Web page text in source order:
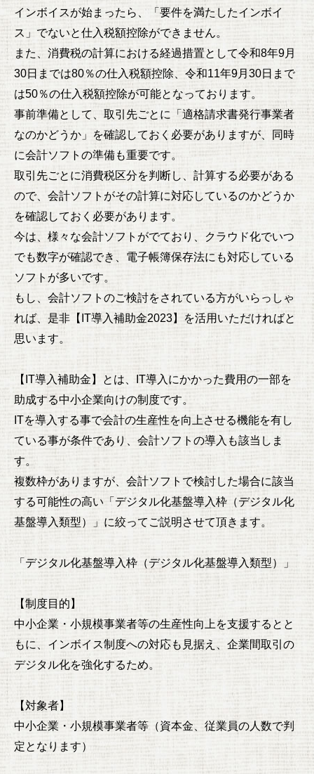
インボイスが始まったら、「要件を満たしたインボイ
ス」でないと仕入税額控除ができません。
また、消費税の計算における経過措置として令和8年9月
30日までは80％の仕入税額控除、令和11年9月30日まで
は50％の仕入税額控除が可能となっております。
事前準備として、取引先ごとに「適格請求書発行事業者
なのかどうか」を確認しておく必要がありますが、同時
に会計ソフトの準備も重要です。
取引先ごとに消費税区分を判断し、計算する必要がある
ので、会計ソフトがその計算に対応しているのかどうか
を確認しておく必要があります。
今は、様々な会計ソフトがでており、クラウド化でいつ
でも数字が確認でき、電子帳簿保存法にも対応している
ソフトが多いです。
もし、会計ソフトのご検討をされている方がいらっしゃ
れば、是非【IT導入補助金2023】を活用いただければと
思います。
【IT導入補助金】とは、IT導入にかかった費用の一部を
助成する中小企業向けの制度です。
ITを導入する事で会計の生産性を向上させる機能を有し
ている事が条件であり、会計ソフトの導入も該当しま
す。
複数枠がありますが、会計ソフトで検討した場合に該当
する可能性の高い「デジタル化基盤導入枠（デジタル化
基盤導入類型）」に絞ってご説明させて頂きます。
「デジタル化基盤導入枠（デジタル化基盤導入類型）」
【制度目的】
中小企業・小規模事業者等の生産性向上を支援するとと
もに、インボイス制度への対応も見据え、企業間取引の
デジタル化を強化するため。
【対象者】
中小企業・小規模事業者等（資本金、従業員の人数で判
定となります）